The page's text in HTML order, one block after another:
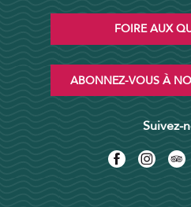
FOIRE AUX
ABONNEZ-VOUS À
Suivez-